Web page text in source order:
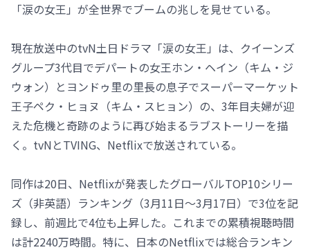
「涙の女王」が全世界でブームの兆しを見せている。
現在放送中のtvN土日ドラマ「涙の女王」は、クイーンズ
グループ3代目でデパートの女王ホン・ヘイン（キム・ジ
ウォン）とヨンドゥ里の里長の息子でスーパーマーケット
王子ペク・ヒョヌ（キム・スヒョン）の、3年目夫婦が迎
えた危機と奇跡のように再び始まるラブストーリーを描
く。tvNとTVING、Netflixで放送されている。
同作は20日、Netflixが発表したグローバルTOP10シリー
ズ（非英語）ランキング（3月11日～3月17日）で3位を記
録し、前週比で4位も上昇した。これまでの累積視聴時間
は計2240万時間。特に、日本のNetflixでは総合ランキン